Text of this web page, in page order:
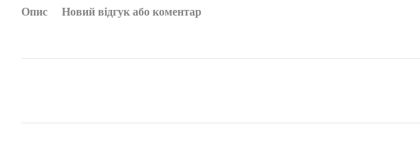
Опис Новий відгук або коментар